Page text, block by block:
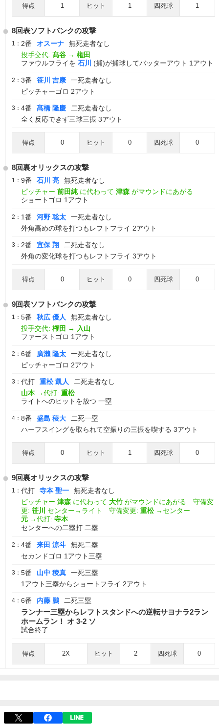
得点 1 ヒット 1 四死球 1
8回表ソフトバンクの攻撃
1： 2番 オスーナ
無死走者なし
投手交代: 髙谷 → 権田
ファウルフライを 石川 (捕)が捕球してバッターアウト 1アウト
2： 3番 笹川 吉康
一死走者なし
ピッチャーゴロ 2アウト
3： 4番 髙橋 隆慶
二死走者なし
全く反応できず三球三振 3アウト
得点 0 ヒット 0 四死球 0
8回裏オリックスの攻撃
1： 9番 石川 亮
無死走者なし
ピッチャー 前田純 に代わって 津森 がマウンドにあがる
ショートゴロ 1アウト
2： 1番 河野 聡太
一死走者なし
外角高めの球を打つもレフトフライ 2アウト
3： 2番 宜保 翔
二死走者なし
外角の変化球を打つもレフトフライ 3アウト
得点 0 ヒット 0 四死球 0
9回表ソフトバンクの攻撃
1： 5番 秋広 優人
無死走者なし
投手交代: 権田 →
入山
ファーストゴロ 1アウト
2： 6番 廣瀨 隆太
一死走者なし
ピッチャーゴロ 2アウト
3： 代打 重松 凱人
二死走者なし
山本 →代打: 重松
ライトへのヒットを放つ 一塁
4： 8番 盛島 稜大
二死一塁
ハーフスイングを取られて空振りの三振を喫する 3アウト
得点 0 ヒット 1 四死球 0
9回裏オリックスの攻撃
1： 代打 寺本 聖一
無死走者なし
ピッチャー 津森 に代わって 大竹 がマウンドにあがる 守備変
更: 笹川 センター→ライト 守備変更: 重松 →センター
元 →代打: 寺本
センターへの二塁打 二塁
2： 4番 来田 涼斗
無死二塁
セカンドゴロ 1アウト三塁
3： 5番 山中 稜真
一死三塁
1アウト三塁からショートフライ 2アウト
4： 6番 内藤 鵬 二死三塁
ランナー三塁からレフトスタンドへの逆転サヨナラ2ラン
ホームラン！ オ 3-2 ソ
試合終了
得点 2X ヒット 2 四死球 0